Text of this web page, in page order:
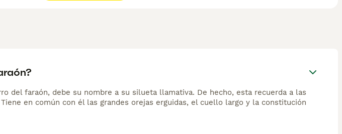
del faraón, debe su nombre a su silueta llamativa. De hecho, esta recuerda a las
en común con él las grandes orejas erguidas, el cuello largo y la constitución